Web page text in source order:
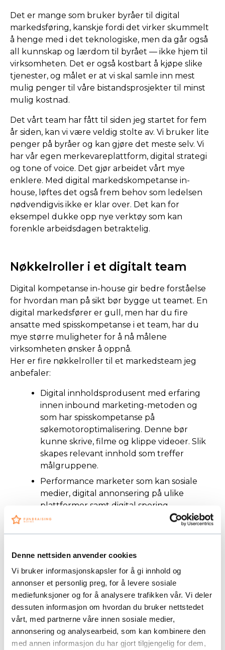
Denne nettsiden anvender cookies
Vi bruker informasjonskapsler for å gi innhold og
annonser et personlig preg, for å levere sosiale
mediefunksjoner og for å analysere trafikken vår. Vi deler
dessuten informasjon om hvordan du bruker nettstedet
vårt, med partnerne våre innen sosiale medier,
annonsering og analysearbeid, som kan kombinere den
med annen informasjon du har gjort tilgjengelig for dem,
Det er mange som bruker byråer til digital
markedsføring, kanskje fordi det virker skummelt
å henge med i det teknologiske, men da går også
all kunnskap og lærdom til byrået — ikke hjem til
virksomheten. Det er også kostbart å kjøpe slike
tjenester, og målet er at vi skal samle inn mest
mulig penger til våre bistandsprosjekter til minst
mulig kostnad.
Det vårt team har fått til siden jeg startet for fem
år siden, kan vi være veldig stolte av. Vi bruker lite
penger på byråer og kan gjøre det meste selv. Vi
har vår egen merkevareplattform, digital strategi
og tone of voice. Det gjør arbeidet vårt mye
enklere. Med digital markedskompetanse in-
house, løftes det også frem behov som ledelsen
nødvendigvis ikke er klar over. Det kan for
eksempel dukke opp nye verktøy som kan
forenkle arbeidsdagen betraktelig.
Nøkkelroller i et digitalt team
Digital kompetanse in-house gir bedre forståelse
for hvordan man på sikt bør bygge ut teamet. En
digital markedsfører er gull, men har du fire
ansatte med spisskompetanse i et team, har du
mye større muligheter for å nå målene
virksomheten ønsker å oppnå.
Her er fire nøkkelroller til et markedsteam jeg
anbefaler:
Digital innholdsprodusent med erfaring
innen inbound marketing-metoden og
som har spisskompetanse på
søkemotoroptimalisering. Denne bør
kunne skrive, filme og klippe videoer. Slik
skapes relevant innhold som treffer
målgruppene.
Performance marketer som kan sosiale
medier, digital annonsering på ulike
plattformer samt digital sporing.
Customer success-spesialist som tar seg av
varme givere og som har avansert
målgruppe-segmentering og CRM. Husk at
det er mye vanskeligere å rekruttere nye
givere enn å beholde de man har.
En digital markedsleder bør vurderes når
flere digitale roller er på plass. Lederen bør
ha erfaring med de operative oppgavene,
men jobbe strategisk og hjelpe teamet
med å samkjøre. Hen bør utforme en